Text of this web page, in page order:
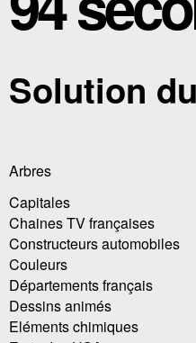
Solution
Arbres
Capitales
Chaines TV françaises
Constructeurs automobiles
Couleurs
Départements français
Dessins animés
Eléments chimiques